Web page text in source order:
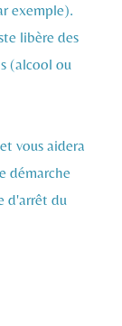
exemple).
libère des
(alcool ou
vous aidera
démarche
d'arrêt du